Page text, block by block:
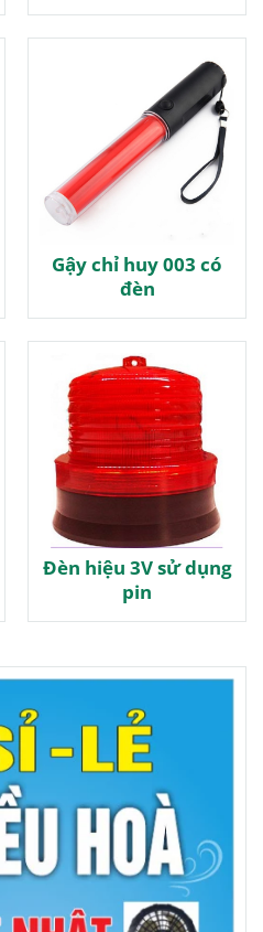
Gậy chỉ huy 003 có
đèn
Đèn hiệu 3V sử dụng
pin